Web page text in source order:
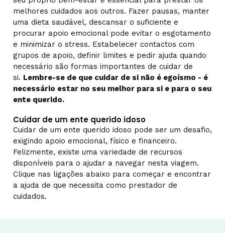
melhores cuidados aos outros. Fazer pausas, manter
uma dieta saudável, descansar o suficiente e
procurar apoio emocional pode evitar o esgotamento
e minimizar o stress. Estabelecer contactos com
grupos de apoio, definir limites e pedir ajuda quando
necessário são formas importantes de cuidar de
si. Lembre-se de que cuidar de si não é egoísmo - é
necessário estar no seu melhor para si e para o seu
ente querido.
Cuidar de um ente querido idoso
Cuidar de um ente querido idoso pode ser um desafio,
exigindo apoio emocional, físico e financeiro.
Felizmente, existe uma variedade de recursos
disponíveis para o ajudar a navegar nesta viagem.
Clique nas ligações abaixo para começar e encontrar
a ajuda de que necessita como prestador de
cuidados.